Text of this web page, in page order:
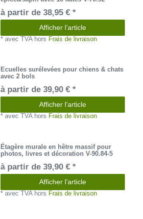
à partir de 38,95 € *
Afficher l’article
*avec TVA hors Frais de livraison
Ecuelles surélevées pour chiens & chats
avec 2 bols
à partir de 39,90 € *
Afficher l’article
*avec TVAhors Frais de livraison
Étagère murale en hêtre massif pour
photos, livres et décoration V-90.84-5
à partir de 39,90 € *
Afficher l’article
*avec TVA hors Frais de livraison